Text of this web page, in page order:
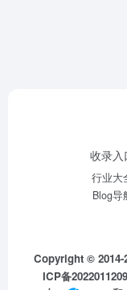
收录入
行业大
Blog导
Copyright © 2014-
ICP备